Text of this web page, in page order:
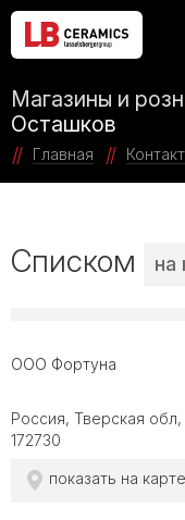
Магазины и
Осташков
Главная
Списком на
ООО Фортуна
Россия, Тверская
172730
показать на карте